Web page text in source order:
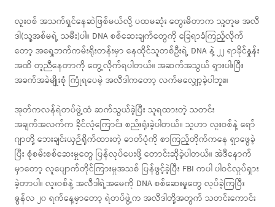
လူးဝစ် အသက်ရှင်နေဆဲဖြစ်မယ်လို့ ပထမဆုံး တွေးမိတာက သူ့တူမ အလီ
ဒါ(သူ့အစ်မရဲ့ သမီး)ပါ။ DNA စစ်ဆေးချက်တွေကို ခြေရာခံကြည့်လိုက်
တော့ အရှေ့ဘက်ကမ်းရိုးတန်းမှာ နေထိုင်သူတစ်ဦးရဲ့ DNA နဲ့ ၂၂ ရာခိုင်နှုန်း
အထိ တူညီနေတာကို တွေ့လိုက်ရပါတယ်။ အဆက်အသွယ် ရှားပါးပြီး
အခက်အခဲမျိုးစုံ ကြုံရပေမဲ့ အလီဒါကတော့ လက်မလျှော့ခဲ့ပါဘူး။
အုတ်ကလန်ရဲတပ်ဖွဲ့ထံ ဆက်သွယ်ခဲ့ပြီး သူရထားတဲ့ သတင်း
အချက်အလက်က ခိုင်လုံကြောင်း စည်းရုံးခဲ့ပါတယ်။ သူဟာ လူးဝစ်နဲ့ ရော်
ဂျာတို့ ဘေးချင်းယှဉ်ရိုက်ထားတဲ့ ဓာတ်ပုံကို စာကြည့်တိုက်ကနေ ရှာဖွေခဲ့
ပြီး စုံစမ်းစစ်ဆေးမှုတွေ ပြန်လုပ်ပေးဖို့ တောင်းဆိုခဲ့ပါတယ်။ အဲဒီနောက်
မှာတော့ လူပျောက်တိုင်ကြားမှုအသစ် ပြန်ဖွင့်ခဲ့ပြီး FBI ကပါ ပါဝင်လှုပ်ရှား
ခဲ့တာပါ။ လူးဝစ်နဲ့ အလီဒါရဲ့အမေကို DNA စစ်ဆေးမှုတွေ လုပ်ခဲ့ကြပြီး
ဇွန်လ ၂၀ ရက်နေ့မှာတော့ ရဲတပ်ဖွဲ့က အလီဒါတို့အတွက် သတင်းကောင်း